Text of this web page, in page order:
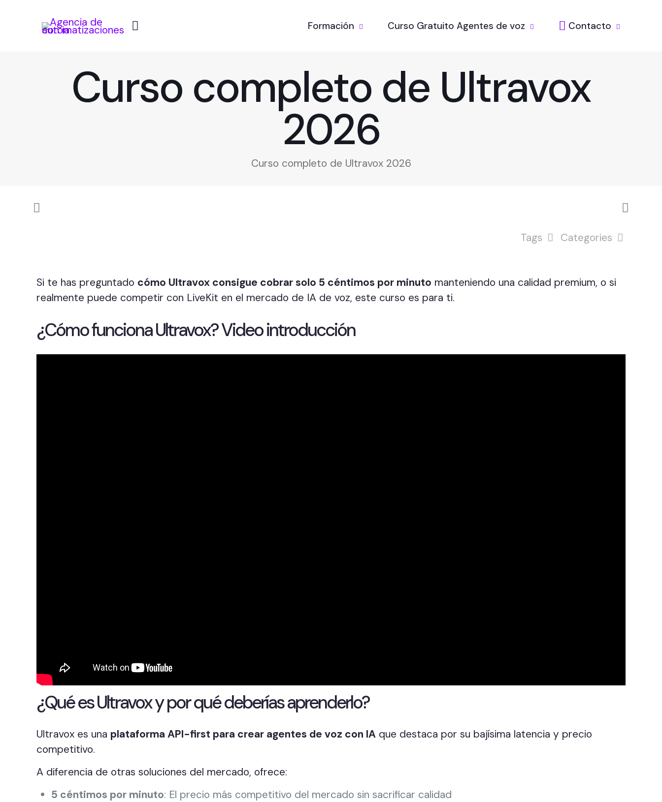
Formación Curso Gratuito Agentes de voz Contacto
Curso completo de Ultravox
2026
Curso completo de Ultravox 2026
Categories
Tags
Si te has preguntado cómo Ultravox consigue cobrar solo 5 céntimos por minuto manteniendo una calidad premium, o si
realmente puede competir con LiveKit en el mercado de IA de voz, este curso es para ti.
¿Cómo funciona Ultravox? Video introducción
¿Qué es Ultravox y por qué deberías aprenderlo?
Ultravox es una plataforma API-first para crear agentes de voz con IA que destaca por su bajísima latencia y precio
competitivo.
A diferencia de otras soluciones del mercado, ofrece:
5 céntimos por minuto: El precio más competitivo del mercado sin sacrificar calidad